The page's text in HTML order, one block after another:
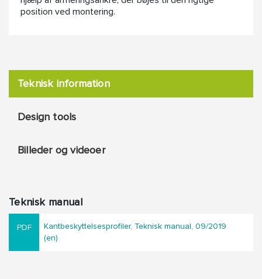
position ved montering.
Teknisk information
Design tools
Billeder og videoer
Teknisk manual
Kantbeskyttelsesprofiler, Teknisk manual, 09/2019
(en)